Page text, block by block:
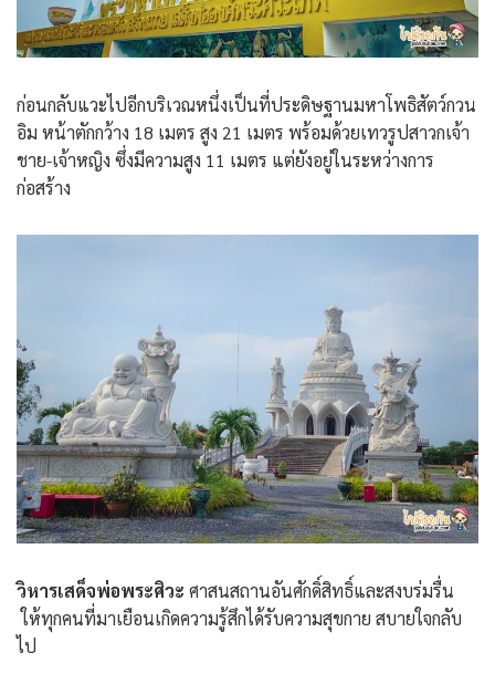
ก่อนกลับแวะไปอีกบริเวณหนึ่งเป็นที่ประดิษฐานมหาโพธิสัตว์กวน
อิม หน้าตักกว้าง 18 เมตร สูง 21 เมตร พร้อมด้วยเทวรูปสาวกเจ้า
ชาย-เจ้าหญิง ซึ่งมีความสูง 11 เมตร แต่ยังอยู่ในระหว่างการ
ก่อสร้าง
วิหารเสด็จพ่อพระศิวะ ศาสนสถานอันศักดิ์สิทธิ์และสงบร่มรื่น
ให้ทุกคนที่มาเยือนเกิดความรู้สึกได้รับความสุขกาย สบายใจกลับ
ไป